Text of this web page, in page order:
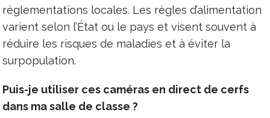
réglementations locales. Les règles d’alimentation
varient selon l’État ou le pays et visent souvent à
réduire les risques de maladies et à éviter la
surpopulation.
Puis-je utiliser ces caméras en direct de cerfs
dans ma salle de classe ?